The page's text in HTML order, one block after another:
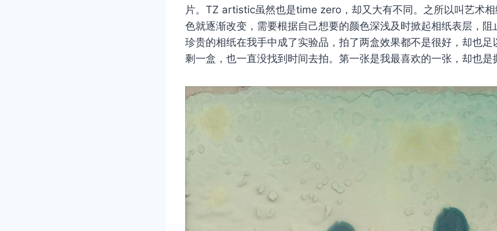
片。TZ artistic虽然也是time zero，却又大有不同。之所以叫艺术
色就逐渐改变，需要根据自己想要的颜色深浅及时掀起相纸表层，
珍贵的相纸在我手中成了实验品，拍了两盒效果都不是很好，却也
剩一盒，也一直没找到时间去拍。第一张是我最喜欢的一张，却也是